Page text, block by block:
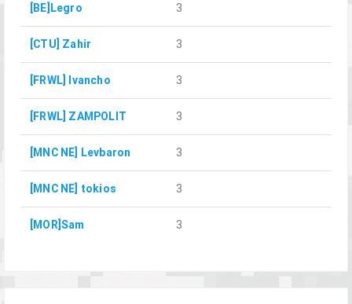
[BE]Legro 3
[CTU] Zahir 3
[FRWL] Ivancho 3
[FRWL] ZAMPOLIT 3
[MNC NE] Levbaron 3
[MNC NE] tokios 3
[MOR]Sam 3